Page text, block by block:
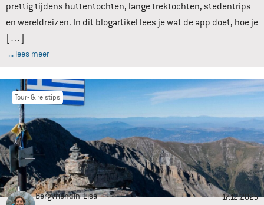
prettig tijdens huttentochten, lange trektochten, stedentrips
en wereldreizen. In dit blogartikel lees je wat de app doet, hoe je
[…]
... lees meer
Tour- & reistips
Bergvriendin Lisa 17.12.2025